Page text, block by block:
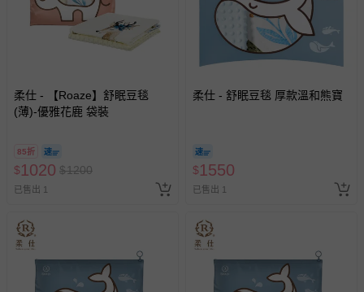
部分商品依據消費者保護法的規定，不適用七天鑑賞期/猶
易於腐敗、保存期限較短或解約時即將逾期（例如生鮮
商品、食品等）。
客製化商品（例如客製生日書、姓名貼等）。
新費用）。
經消費者拆封之影音商品或電腦軟體（例如 DVD、CD
非以有形媒介提供之數位內容或一經提供即為完成之線
上服務，經消費者事先同意始提供（例如線上課程、遊
戲或活動點數等）。
已拆封之以下類型商品：
柔仕 - 【Roaze】舒眠豆毯
(薄)-優雅花鹿 袋裝
85折
$1020 $1200
已售出 1
柔仕 - 舒眠豆毯 厚款溫和熊寶
$1550
已售出 1